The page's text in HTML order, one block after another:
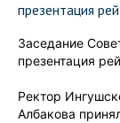
презентация
Заседание
презентация
Ректор
Албакова